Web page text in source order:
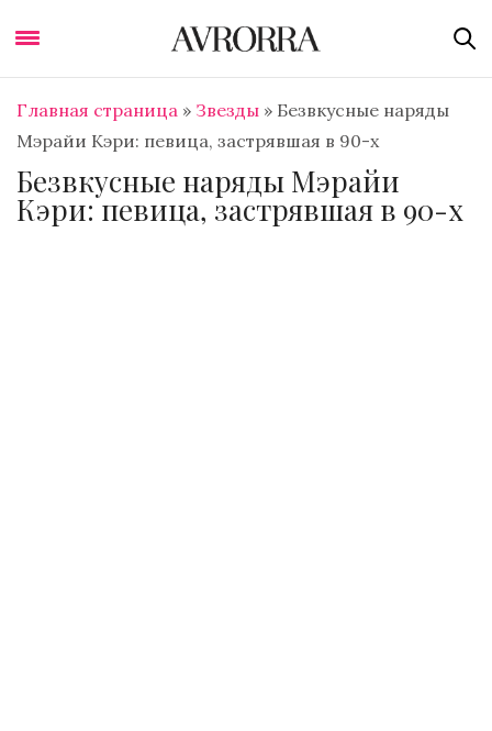
Главная страница » Звезды » Безвкусные наряды
Мэрайи Кэри: певица, застрявшая в 90-х
Безвкусные наряды Мэрайи
Кэри: певица, застрявшая в 90-х